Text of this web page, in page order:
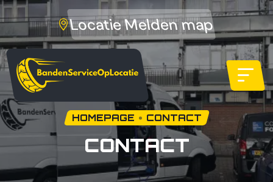
Locatie Melden map
HOMEPAGE CONTACT
CONTACT